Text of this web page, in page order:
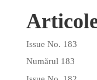
Issue No. 183
Numărul 183